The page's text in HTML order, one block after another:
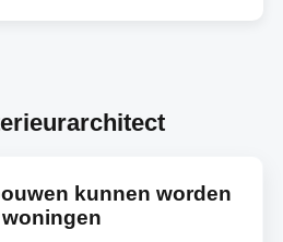
kunnen worden